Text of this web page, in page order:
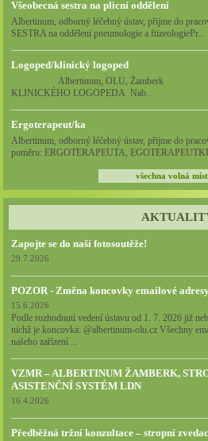
Všeobecná sestra na plicní oddělení
Albertinum, odborný léčebný ústav, přijme do
SESTRA na oddělení pneumologie a ftizeologiePr...
Logoped/klinický logoped
Albertinum, OLÚ,
KLINICKÉHO LOGOPEDA Nab...
Ergoterapeut/ka
Albertinum, odborný léčebný ústav, přijme do
poměru: ERGOTERAPEUTA,
všechna volná
Zapojte se do naší fotosoutěže!
29.7.2026
POZOR - Změna koncovky emailové
15.6.2026
Podle rozhodnutí vedení ústavu od 1. 7. 2026 již
nichž je koncovka: @albertinum-olu.cz Všechny
našeho zařízení ...
VZMR – ALBERTINUM ŽAMBERK,
ASISTENČNÍ SYSTÉM LDN
16.4.2026
Předběžná tržní konzultace – stropní